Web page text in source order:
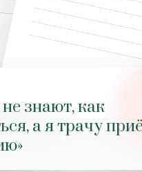
знают, как
а я трачу